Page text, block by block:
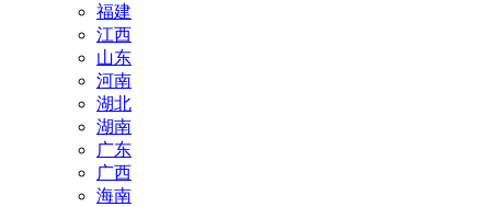
福建
江西
山东
河南
湖北
湖南
广东
广西
海南